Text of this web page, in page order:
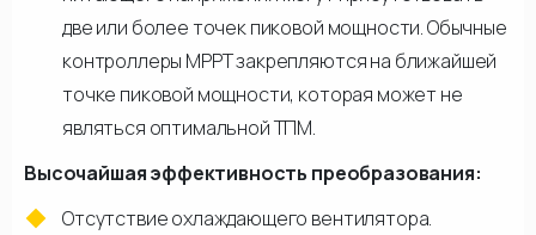
две или более точек пиковой мощности. Обычные
контроллеры МРРТ закрепляются на ближайшей
точке пиковой мощности, которая может не
являться оптимальной ТПМ.
Высочайшая эффективность преобразования:
Отсутствие охлаждающего вентилятора.